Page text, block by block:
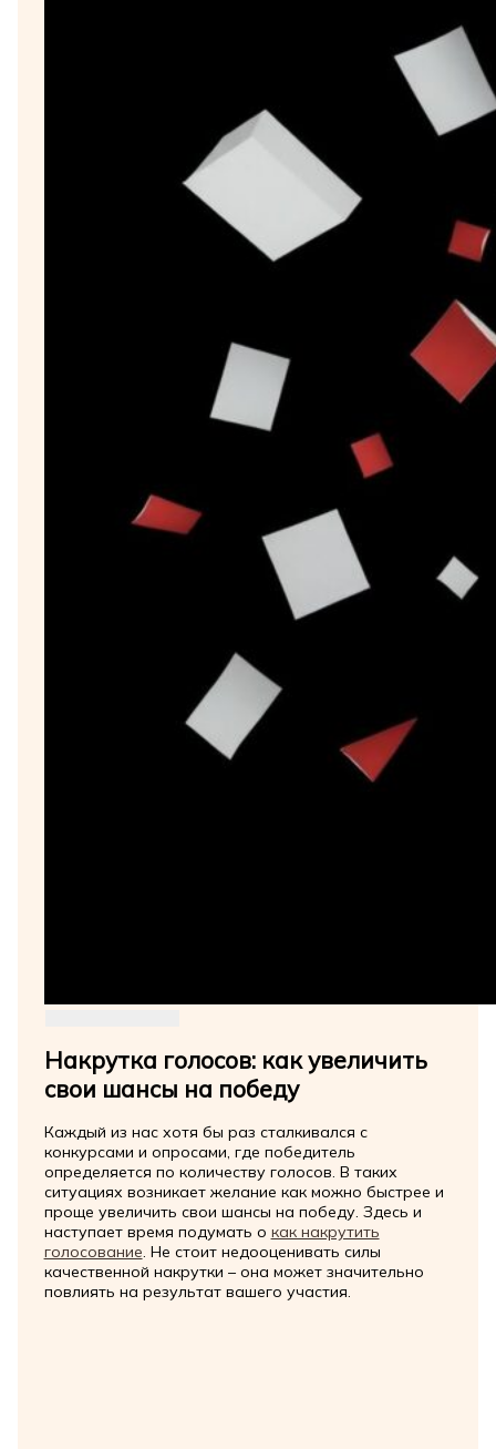
Накрутка голосов: как увеличить
свои шансы на победу
Каждый из нас хотя бы раз сталкивался с
конкурсами и опросами, где победитель
определяется по количеству голосов. В таких
ситуациях возникает желание как можно быстрее и
проще увеличить свои шансы на победу. Здесь и
наступает время подумать о как накрутить
голосование. Не стоит недооценивать силы
качественной накрутки – она может значительно
повлиять на результат вашего участия.